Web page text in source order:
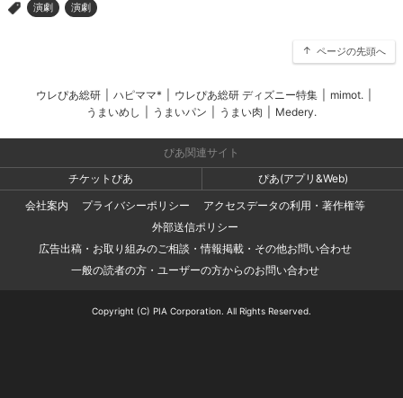
> 演劇 演劇
ページの先頭へ
ウレぴあ総研 ハピママ* ウレぴあ総研 ディズニー特集 mimot.
うまいめし
うまいパン うまい肉 Medery.
ぴあ関連サイト
チケットぴあ
ぴあ(アプリ&Web)
会社案内
プライバシーポリシー
アクセスデータの利用・著作権等
外部送信ポリシー
広告出稿・お取り組みのご相談・情報掲載・その他お問い合わせ
一般の読者の方・ユーザーの方からのお問い合わせ
Copyright (C) PIA Corporation. All Rights Reserved.